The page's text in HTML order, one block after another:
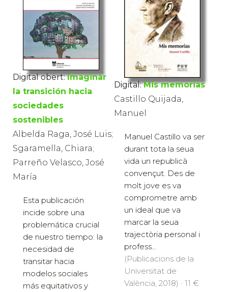
Digital obert: Imaginar
la transición hacia
sociedades
sostenibles
Albelda Raga, José Luis;
Sgaramella, Chiara;
Parreño Velasco, José
María
Esta publicación
incide sobre una
problemática crucial
de nuestro tiempo: la
necesidad de
transitar hacia
modelos sociales
más equitativos y
Digital: Mis memorias
Castillo Quijada,
Manuel
Manuel Castillo va ser
durant tota la seua
vida un republicà
convençut. Des de
molt jove es va
comprometre amb
un ideal que va
marcar la seua
trajectòria personal i
profess...
(Publicacions de la
Universitat de
València, 2018) · 11 €